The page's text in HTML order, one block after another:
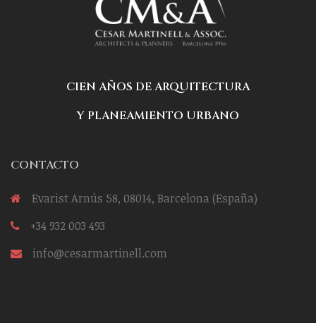
CIEN AÑOS DE ARQUITECTURA
Y PLANEAMIENTO URBANO
CONTACTO
Evarist Arnús 58, 08014, Barcelona (España)
+34 932 003 493
info@cesarmartinell.com